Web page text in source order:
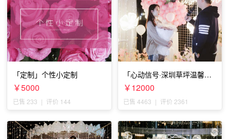
「定制」个性小定制
￥5000
已售 233 | 评价 144
「心动信号·深圳草坪温馨求
婚」
￥12000
已售 4463 | 评价 2361